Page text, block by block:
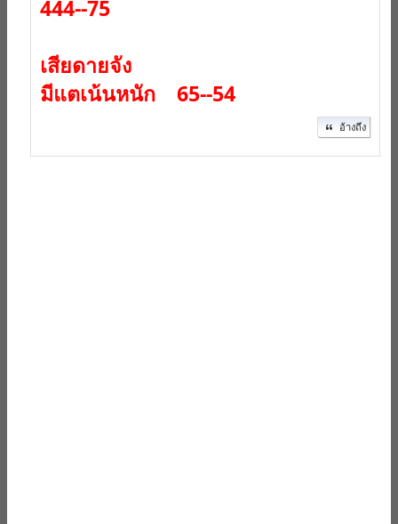
444--75
เสียดายจัง
มีแตเน้นหนัก 65--54
อ้างถึง